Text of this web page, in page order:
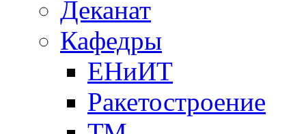
Деканат
Кафедры
ЕНиИТ
Ракетостроение